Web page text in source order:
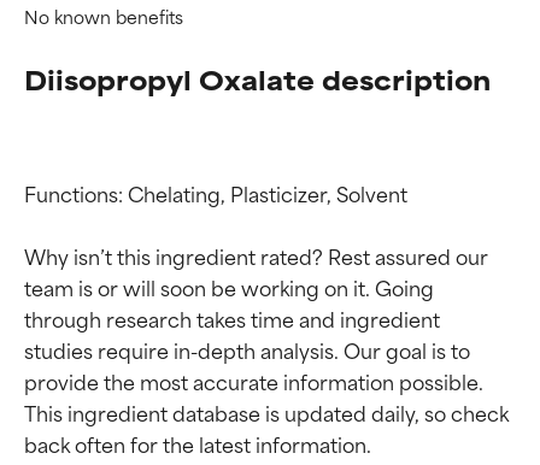
No known benefits
Diisopropyl Oxalate description
Functions: Chelating, Plasticizer, Solvent
Why isn’t this ingredient rated? Rest assured our
team is or will soon be working on it. Going
through research takes time and ingredient
studies require in-depth analysis. Our goal is to
provide the most accurate information possible.
This ingredient database is updated daily, so check
Valutazione degli
Valutazione degli